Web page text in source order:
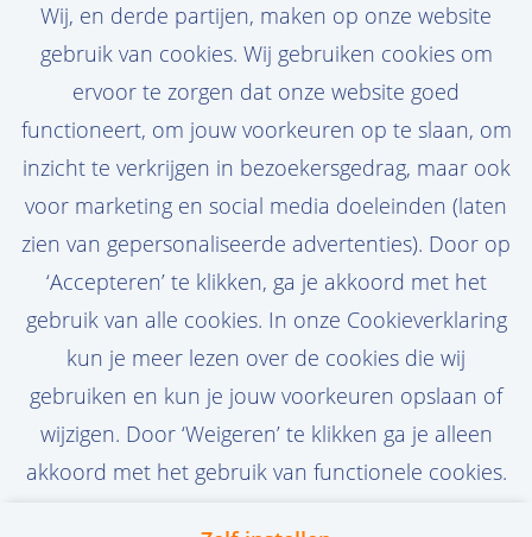
Wij, en derde partijen, maken op onze website
gebruik van cookies. Wij gebruiken cookies om
ervoor te zorgen dat onze website goed
functioneert, om jouw voorkeuren op te slaan, om
inzicht te verkrijgen in bezoekersgedrag, maar ook
voor marketing en social media doeleinden (laten
zien van gepersonaliseerde advertenties). Door op
‘Accepteren’ te klikken, ga je akkoord met het
gebruik van alle cookies. In onze Cookieverklaring
kun je meer lezen over de cookies die wij
gebruiken en kun je jouw voorkeuren opslaan of
wijzigen. Door ‘Weigeren’ te klikken ga je alleen
akkoord met het gebruik van functionele cookies.
Jouw droomvacature niet gevonden? Maak
een persoonlijke jobalert aan en ontvang
de nieuwste vacatures in je mail!
Stel job alert in